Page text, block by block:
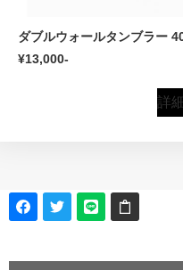
ダブルウォールタンブラー
¥13,000-
詳